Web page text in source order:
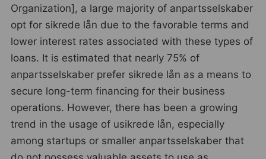
Organization], a large majority of anpartsselskaber
opt for sikrede lån due to the favorable terms and
lower interest rates associated with these types of
loans. It is estimated that nearly 75% of
anpartsselskaber prefer sikrede lån as a means to
secure long-term financing for their business
operations. However, there has been a growing
trend in the usage of usikrede lån, especially
among startups or smaller anpartsselskaber that